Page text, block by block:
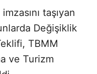
taşıyan
Değişiklik
TBMM
ve Turizm